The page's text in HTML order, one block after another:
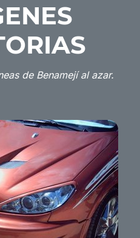
de Benamejí al azar.